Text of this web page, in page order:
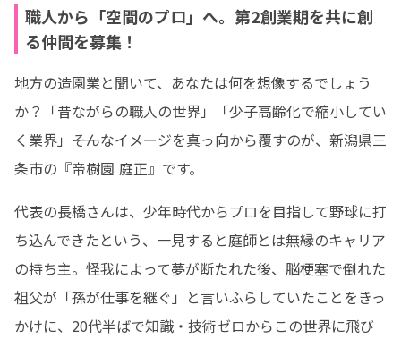
職人から「空間のプロ」へ。第2創業期を共に創
る仲間を募集！
地方の造園業と聞いて、あなたは何を想像するでしょう
か？「昔ながらの職人の世界」「少子高齢化で縮小してい
く業界」――そんなイメージを真っ向から覆すのが、新潟県三
条市の『帝樹園 庭正』です。
代表の長橋さんは、少年時代からプロを目指して野球に打
ち込んできたという、一見すると庭師とは無縁のキャリア
の持ち主。怪我によって夢が断たれた後、脳梗塞で倒れた
祖父が「孫が仕事を継ぐ」と言いふらしていたことをきっ
かけに、20代半ばで知識・技術ゼロからこの世界に飛び